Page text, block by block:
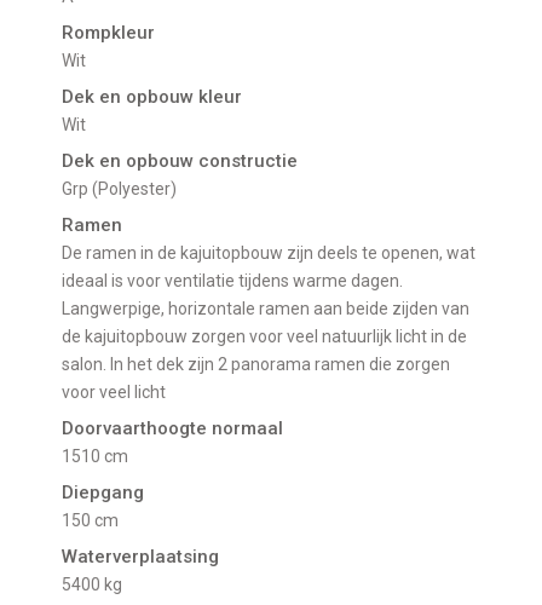
Rompkleur
Wit
Dek en opbouw kleur
Wit
Dek en opbouw constructie
Grp (Polyester)
Ramen
De ramen in de kajuitopbouw zijn deels te openen, wat
ideaal is voor ventilatie tijdens warme dagen.
Langwerpige, horizontale ramen aan beide zijden van
de kajuitopbouw zorgen voor veel natuurlijk licht in de
salon. In het dek zijn 2 panorama ramen die zorgen
voor veel licht
Doorvaarthoogte normaal
1510 cm
Diepgang
150 cm
Waterverplaatsing
5400 kg